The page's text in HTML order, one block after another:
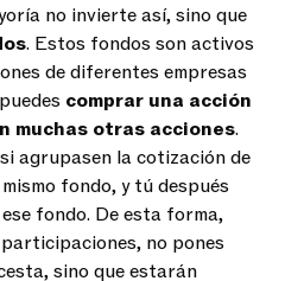
no invierte así, sino que
. Estos fondos son activos
de diferentes empresas
comprar una acción
muchas otras acciones.
agrupasen la cotización de
fondo, y tú después
fondo. De esta forma,
no pones
sino que estarán